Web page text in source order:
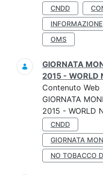
CNDD
INFORMAZIONE
OMS
GIORNATA
2015 - WORLD
Contenuto Web
GIORNATA
2015 - WORLD
CNDD
GIORNATA
NO TOBACCO